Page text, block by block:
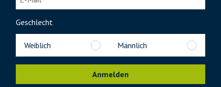
Geschlecht
Weiblich Männlich
Anmelden